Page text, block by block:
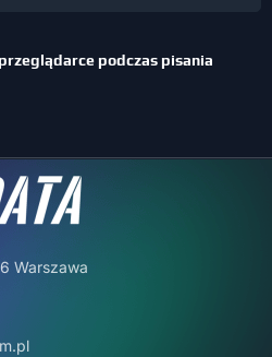
podczas pisania
Warszawa